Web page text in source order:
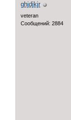
ghjdjkjr
veteran
Сообщений: 2884